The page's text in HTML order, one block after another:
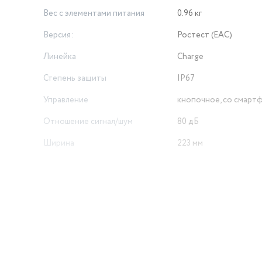
Вес c элементами питания
0.96 кг
Версия:
Ростест (EAC)
Линейка
Charge
Степень защиты
IP67
Управление
кнопочное, со
Отношение сигнал/шум
80 дБ
Ширина
223 мм